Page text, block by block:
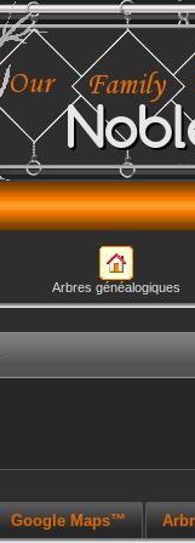
Arbres généalogiques
Google Maps™